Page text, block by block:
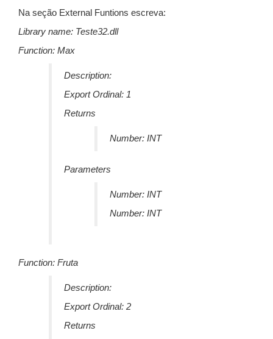
Na seção External Funtions escreva:
Library name: Teste32.dll
Function: Max
Description:
Export Ordinal: 1
Returns
Number: INT
Parameters
Number: INT
Number: INT
Function: Fruta
Description:
Export Ordinal: 2
Returns